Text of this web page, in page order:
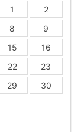
1
2
8
9
15
16
22
23
29
30